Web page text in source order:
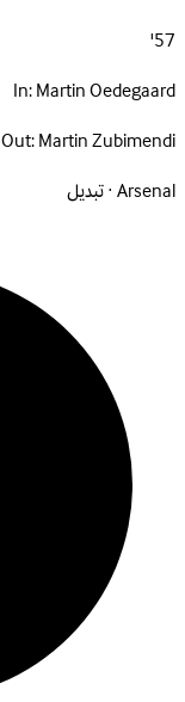
57'
In:Martin Oedegaard
Out:Martin Zubimendi
Arsenal · تبديل